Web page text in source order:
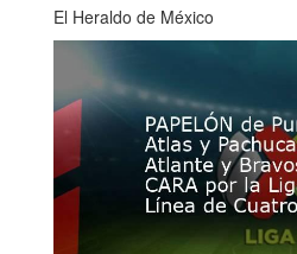
El Heraldo de México